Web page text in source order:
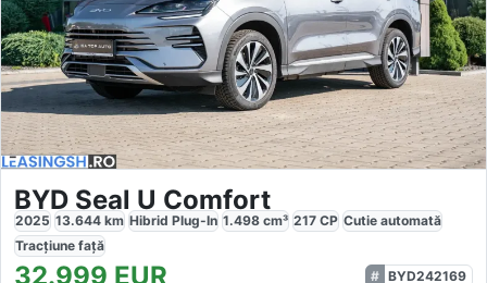
BYD Seal U Comfort
2025 13.644 km Hibrid Plug-In 1.498 cm³ 217 CP Cutie automată
Tracțiune față
32.999 EUR
BYD242169